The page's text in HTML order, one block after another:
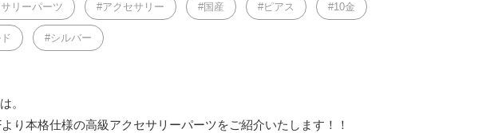
リーパーツ アクセサリー 国産 ピアス 10金
シルバー
。
り本格仕様の高級アクセサリーパーツをご紹介いたします！！